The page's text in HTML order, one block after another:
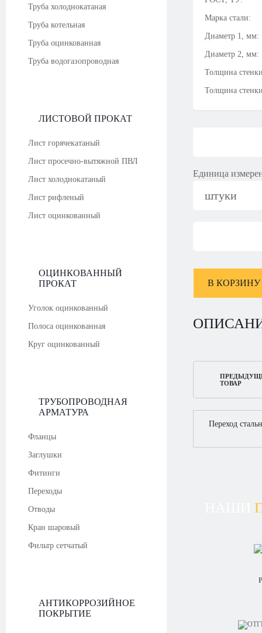
Труба холоднокатаная
Труба котельная
Труба оцинкованная
Труба водогазопроводная
ЛИСТОВОЙ ПРОКАТ
Лист горячекатаный
Лист просечно-вытяжной ПВЛ
Лист холоднокатаный
Лист рифленый
Лист оцинкованный
ОЦИНКОВАННЫЙ
ПРОКАТ
Уголок оцинкованный
Полоса оцинкованная
Круг оцинкованный
ТРУБОПРОВОДНАЯ
АРМАТУРА
Фланцы
Заглушки
Фитинги
Переходы
Отводы
Кран шаровый
Фильтр сетчатый
АНТИКОРРОЗИЙНОЕ
ПОКРЫТИЕ
Марка стали:
Диаметр 1, мм:
Диаметр 2, мм:
Толщина
Толщина
Единица
штуки
В КОРЗИНУ
ТОВАР
Переход